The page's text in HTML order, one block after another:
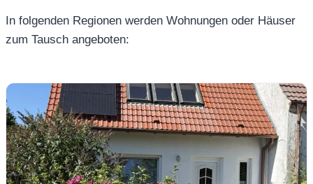
In folgenden Regionen werden Wohnungen oder Häuser
zum Tausch angeboten: